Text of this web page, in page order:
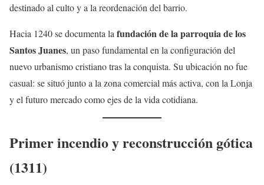
destinado al culto y a la reordenación del barrio.
Hacia 1240 se documenta la fundación de la parroquia de los
Santos Juanes, un paso fundamental en la configuración del
nuevo urbanismo cristiano tras la conquista. Su ubicación no fue
casual: se situó junto a la zona comercial más activa, con la Lonja
y el futuro mercado como ejes de la vida cotidiana.
Primer incendio y reconstrucción gótica
(1311)